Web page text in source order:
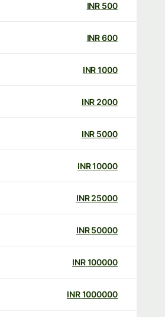
500
INR
600
INR
1000
INR
2000
INR
5000
INR
10000
INR
25000
INR
50000
INR
100000
INR
1000000
INR